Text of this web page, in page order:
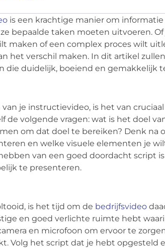
is een krachtige manier om
bepaalde taken moeten uitvoeren.
maken of een complex proces wilt
het verschil maken. In dit artikel
die duidelijk, boeiend en gemakkelijk
je instructievideo, is het van
de volgende vragen: wat is het doel
om dat doel te bereiken? Denk na
en welke visuele elementen je
van een goed doordacht script
te presenteren.
is het tijd om de bedrijfsvideo
en goed verlichte ruimte hebt
en microfoon om ervoor te
Volg het script dat je hebt opgesteld